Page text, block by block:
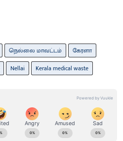
நெல்லை மாவட்டம்
கேரளா
Nellai Kerala medical waste